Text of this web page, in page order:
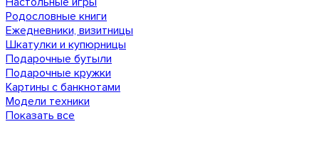
Родословные книги
Ежедневники, визитницы
Шкатулки и купюрницы
Подарочные бутыли
Подарочные кружки
Картины с банкнотами
Модели техники
Показать все